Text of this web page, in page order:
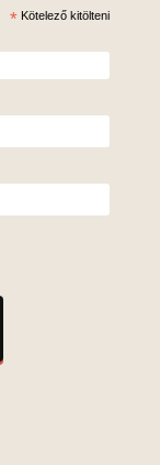
* Kötelező kitölteni